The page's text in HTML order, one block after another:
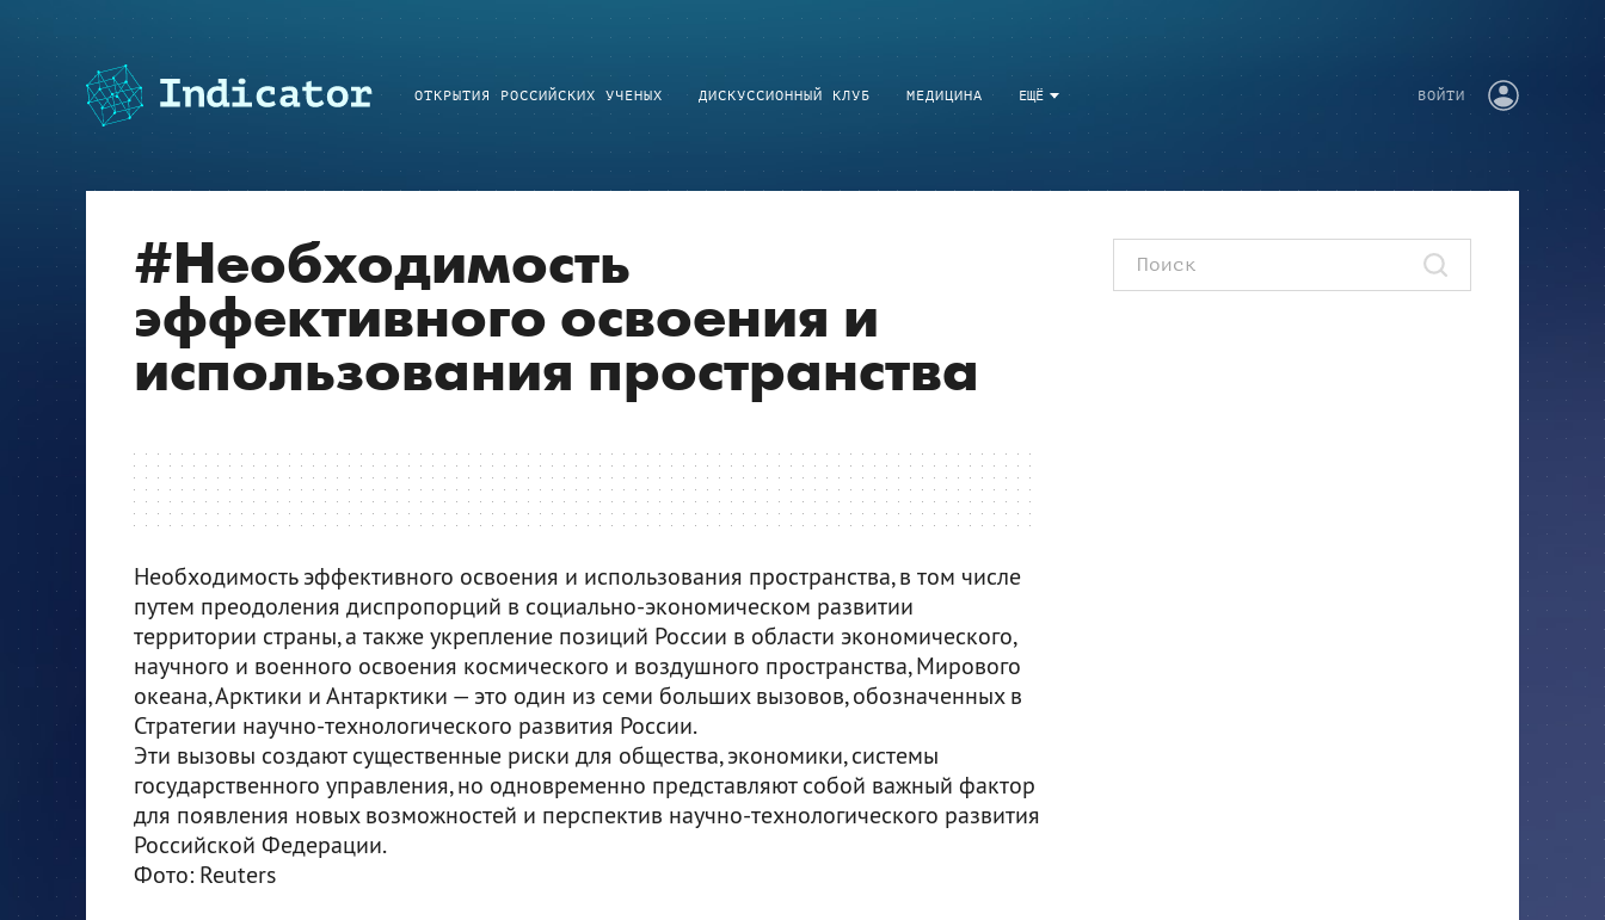
ЕЩЁ
ОТКРЫТИЯ РОССИЙСКИХ УЧЕНЫХ ДИСКУССИОННЫЙ КЛУБ МЕДИЦИНА ВОЙТИ
#Необходимость
эффективного освоения и
использования пространства
Необходимость эффективного освоения и использования пространства, в том числе
путем преодоления диспропорций в социально-экономическом развитии
территории страны, а также укрепление позиций России в области экономического,
научного и военного освоения космического и воздушного пространства, Мирового
океана, Арктики и Антарктики — это один из семи больших вызовов, обозначенных в
Стратегии научно-технологического развития России.
Эти вызовы создают существенные риски для общества, экономики, системы
государственного управления, но одновременно представляют собой важный фактор
для появления новых возможностей и перспектив научно-технологического развития
Российской Федерации.
Фото: Reuters